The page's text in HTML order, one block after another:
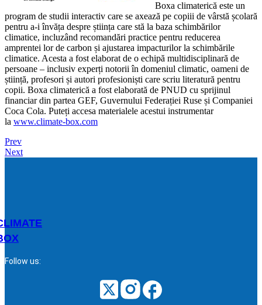
Boxa climaterică este un
program de studii interactiv care se axează pe copiii de vârstă școlară
pentru a-i învăța despre știința care stă la baza schimbărilor
climatice, incluzând recomandări practice pentru reducerea
amprentei lor de carbon și ajustarea impacturilor la schimbările
climatice. Acesta a fost elaborat de o echipă multidisciplinară de
persoane – inclusiv experți notorii în domeniul climatic, oameni de
știință, profesori și autori profesioniști care scriu literatură pentru
copii. Boxa climaterică a fost elaborată de PNUD cu sprijinul
financiar din partea GEF, Guvernului Federației Ruse și Companiei
Coca Cola. Puteți accesa materialele acestui instrumentar
la www.climate-box.com
Post
Prev
Next
Follow us: